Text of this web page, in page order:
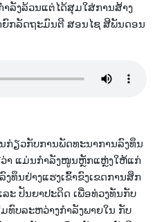
ລັງ​ລ້ວນ​ແຕ່​ໄດ້​ສຸມ​ໃສ່​ການ​ສ້າງ​
ຍົກ​ລັດ​ຖະ​ມົນ​ຕີ ສອນ​ໄຊ ສີ​ພັນ​ດອນ
ກ່ຽວ​ກັບ​ການ​ພັດ​ທະ​ນາການ​ລົງ​ທຶນ​
ວ່າ ​ແມ່ນ​ກຳ​ລັງ​ໜູນຫຼັກ​ແຫຼ່ງ​ໃຫ້​ແກ່​
ທຶນ​ຢ່າງ​ແຮງ​ເຂົ້າ​ຂົງ​ເຂດ​ການ​ສຶກ​
ະ ປັນ​ຍາ​ປະ​ດິດ ເພື່ອ​ທ່ວງທັນ​ກັບ​
ທົບ​ລະ​ຫວ່າງ​ກຳ​ລັງ​ພາຍ​ໃນ ກັບ​